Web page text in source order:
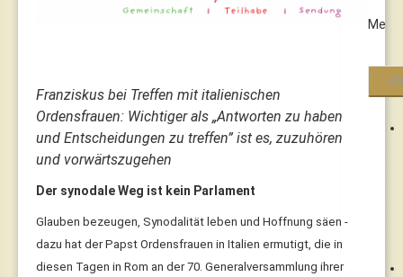
Me
Franziskus bei Treffen mit italienischen
Ordensfrauen: Wichtiger als „Antworten zu haben
und Entscheidungen zu treffen” ist es, zuzuhören
und vorwärtszugehen
Der synodale Weg ist kein Parlament
Glauben bezeugen, Synodalität leben und Hoffnung säen -
dazu hat der Papst Ordensfrauen in Italien ermutigt, die in
diesen Tagen in Rom an der 70. Generalversammlung ihrer